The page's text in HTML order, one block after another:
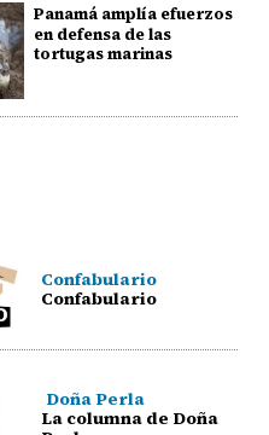
Panamá amplía efuerzos
en defensa de las
tortugas marinas
Confabulario
Confabulario
Doña Perla
La columna de Doña